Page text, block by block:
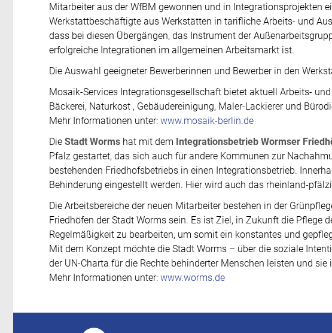
Mitarbeiter aus der WfBM gewonnen und in Integrationsprojekten
Werkstattbeschäftigte aus Werkstätten in tarifliche Arbeits- und
dass bei diesen Übergängen, das Instrument der
erfolgreiche Integrationen im allgemeinen Arbeitsmarkt ist.
Die Auswahl geeigneter Bewerberinnen und Bewerber in den
Mosaik-Services Integrationsgesellschaft bietet aktuell Arbeits-
Bäckerei, Naturkost , Gebäudereinigung, Maler-Lackierer und
Mehr Informationen unter: www.mosaik-berlin.de
Die Stadt Worms hat mit dem Integrationsbetrieb Wormser
Pfalz gestartet, das sich auch für andere Kommunen zur
bestehenden Friedhofsbetriebs in einen Integrationsbetrieb.
Behinderung eingestellt werden. Hier wird auch das rheinland-
Die Arbeitsbereiche der neuen Mitarbeiter bestehen in der
Friedhöfen der Stadt Worms sein. Es ist Ziel, in Zukunft die Pflege
Regelmäßigkeit zu bearbeiten, um somit ein konstantes und
Mit dem Konzept möchte die Stadt Worms – über die soziale
der UN-Charta für die Rechte behinderter Menschen leisten und
Mehr Informationen unter: www.worms.de